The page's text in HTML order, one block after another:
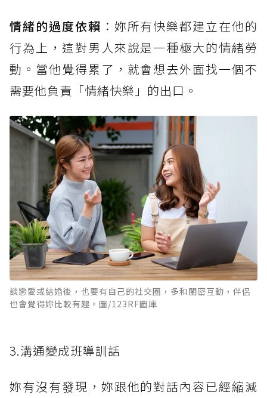
情緒的過度依賴 ：妳所有快樂都建立在他的
行為上，這對男人來說是一種極大的情緒勞
動。當他覺得累了，就會想去外面找一個不
需要他負責「情緒快樂」的出口。
談戀愛或結婚後，也要有自己的社交圈，多和閨密互動，伴侶
也會覺得妳比較有趣。圖/123RF圖庫
3.溝通變成班導訓話
妳有沒有發現，妳跟他的對話內容已經縮減